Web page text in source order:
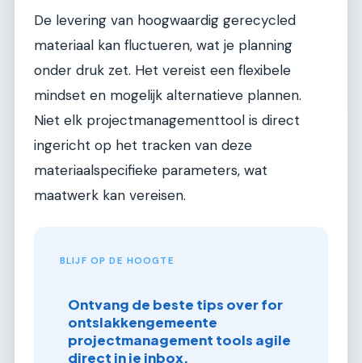
De levering van hoogwaardig gerecycled
materiaal kan fluctueren, wat je planning
onder druk zet. Het vereist een flexibele
mindset en mogelijk alternatieve plannen.
Niet elk projectmanagementtool is direct
ingericht op het tracken van deze
materiaalspecifieke parameters, wat
maatwerk kan vereisen.
BLIJF OP DE HOOGTE
Ontvang de beste tips over for
ontslakkengemeente
projectmanagement tools agile
direct in je inbox.